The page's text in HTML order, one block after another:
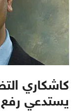
كاشكاري
يستدعي رفع